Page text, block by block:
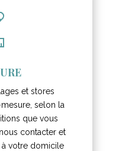
et stores
selon la
que vous
contacter et
votre domicile